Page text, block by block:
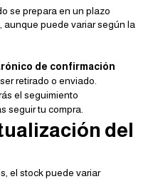
se prepara en un plazo
, aunque puede variar según la
de confirmación
retirado o enviado.
el seguimiento
seguir tu compra.
del
el stock puede variar